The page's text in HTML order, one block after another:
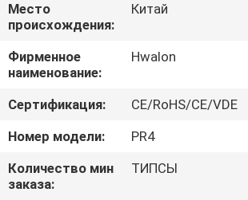
ЭКСКУРСИЯ
ПО
ФАБРИКЕ
КОНТРОЛЬ
КАЧЕСТВА
Место
происхождения:
Китай
Фирменное
наименование:
Hwalon
Сертификация:
CE/RoHS/CE/VDE
Номер модели:
PR4
Количество мин
заказа:
ТИПСЫ